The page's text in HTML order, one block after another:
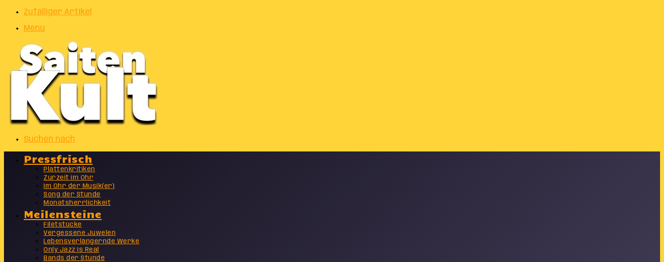
Zufälliger Artikel
Menu
Suchen nach
Pressfrisch
Plattenkritiken
Zurzeit im Ohr
Im Ohr der Musik(er)
Song der Stunde
Monatsherrlichkeit
Meilensteine
Filetstücke
Vergessene Juwelen
Lebensverlängernde Werke
Only Jazz Is Real
Bands der Stunde